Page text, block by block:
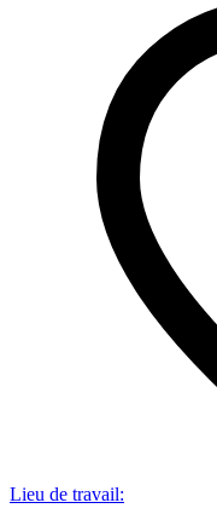
Lieu de travail: